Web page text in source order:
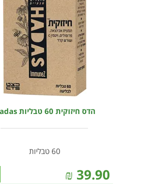
הדס חיזוקית 60 טבליות Hadas
60 טבליות
39.90
₪